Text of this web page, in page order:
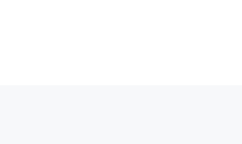
の貢献実感が高まった。